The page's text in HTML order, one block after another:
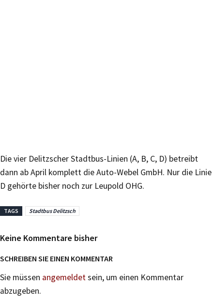
Die vier Delitzscher Stadtbus-Linien (A, B, C, D) betreibt
dann ab April komplett die Auto-Webel GmbH. Nur die Linie
D gehörte bisher noch zur Leupold OHG.
TAGS Stadtbus Delitzsch
Keine Kommentare bisher
SCHREIBEN SIE EINEN KOMMENTAR
Sie müssen angemeldetsein, um einen Kommentar
abzugeben.